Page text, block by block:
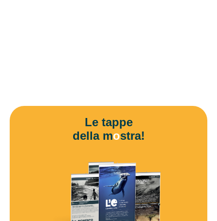
Le tappe
della mostra!